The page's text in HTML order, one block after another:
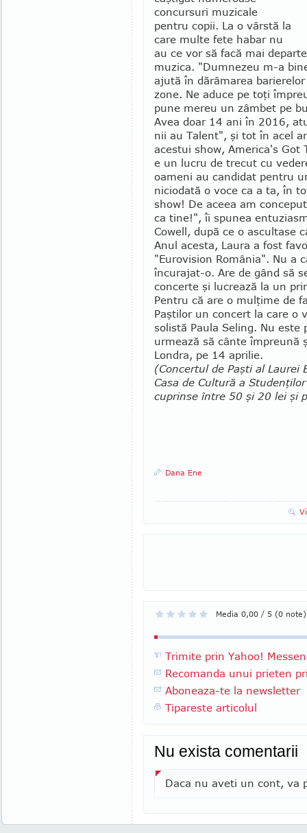
concursuri mu­zicale
pentru copii. La o vârstă la
care multe fete ha­bar nu
au ce vor să facă mai
mu­zica. "Dumnezeu m-a
ajută în dărâmarea
zone. Ne aduce pe toţi
pune mereu un zâmbet pe
Avea doar 14 ani în 2016,
nii au Talent", şi tot în acel
aces­tui show, America's Got
e un lucru de trecut cu
oameni au candidat pentru
niciodată o voce ca a ta, în
show! De aceea am
ca tine!", îi spu­nea
Cowell, după ce o ascultase
Anul acesta, Laura a fost
"Eurovision România". Nu a
încurajat-o. Are de gând să
concerte şi lucrează la un
Pentru că are o mulţime de
Paştilor un concert la care o
solistă Paula Seling. Nu este
urmează să cânte împreună
Londra, pe 14 aprilie.
(Concertul de Paşti al Laurei
Casa de Cultură a
cuprinse între 50 şi 20 lei şi
Dana Ene
Media 0,00 / 5 (0 note)
Trimite prin Yahoo!
Recomanda unui prieten
Aboneaza-te la newsletter
Tipareste articolul
Nu exista comentarii
Daca nu aveti un cont, va